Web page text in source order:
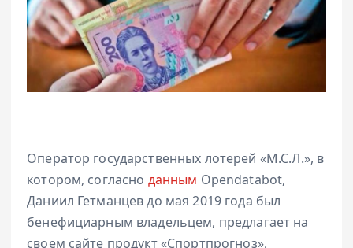
Оператор государственных лотерей «М.С.Л.», в
котором, согласно данным Opendatabot,
Даниил Гетманцев до мая 2019 года был
бенефициарным владельцем, предлагает на
своем сайте продукт «Спортпрогноз»,